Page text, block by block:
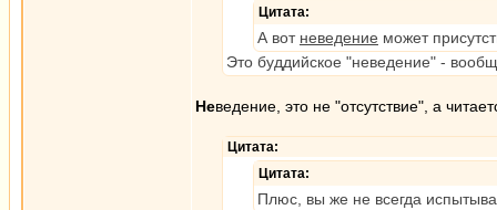
Цитата:
А вот неведение может
Это буддийское "неведение" -
Неведение, это не "отсутствие", а
Цитата:
Цитата:
Плюс, вы же не всегда